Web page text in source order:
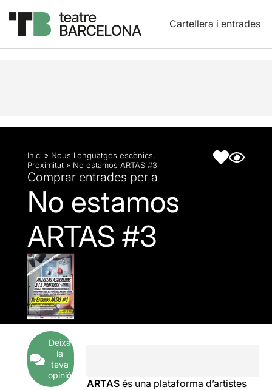
Cartellera i entrades
Descripció Fitxa artística
Inici » Nous llenguatges escènics,
Proximitat » No estamos ARTAS #3
Comprar entrades per a
No estamos
ARTAS #3
Deixa
la
teva
opinió
ARTAS és una plataforma d’artistes